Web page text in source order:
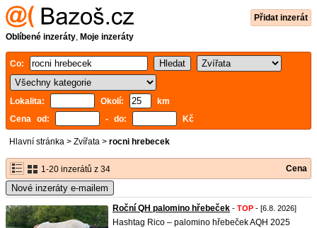
Přidat inzerát
Oblíbené inzeráty, Moje inzeráty
Co:
Lokalita: Okolí:
km
Cena od:
- do: Kč
Hlavní stránka > Zvířata > rocni hrebecek
1-20 inzerátů z 34 Cena
Nové inzeráty e-mailem
Roční QH palomino hřebeček - TOP - [6.8. 2026]
Hashtag Rico – palomino hřebeček AQH 2025